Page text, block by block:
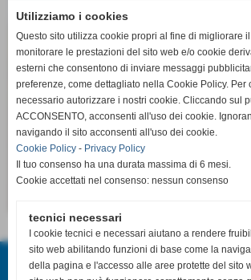
Invia
ATLETICA RIVAROLO
Via Trieste 84 - Rivarolo Canavese
Utilizziamo i cookies
Questo sito utilizza cookie propri al fine di migliorare
monitorare le prestazioni del sito web e/o cookie
esterni che consentono di inviare messaggi
preferenze, come dettagliato nella Cookie Policy. Per
necessario autorizzare i nostri cookie. Cliccando sul
ACCONSENTO, acconsenti all'uso dei cookie.
navigando il sito acconsenti all'uso dei cookie.
Cookie Policy - Privacy Policy
Il tuo consenso ha una durata massima di 6 mesi.
Cookie accettati nel consenso: nessun consenso
tecnici necessari
I cookie tecnici e necessari aiutano a rendere
sito web abilitando funzioni di base come la
della pagina e l'accesso alle aree protette del sito